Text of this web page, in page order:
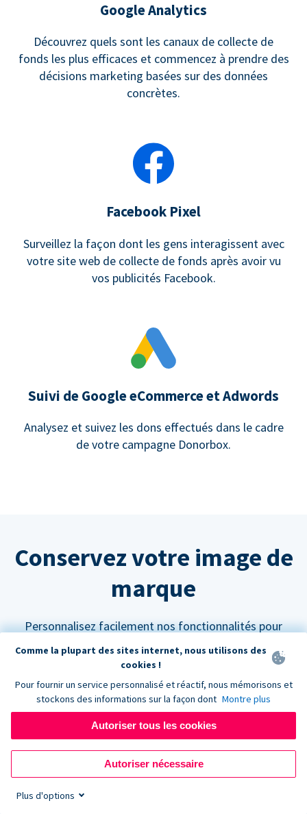
Google Analytics
Découvrez quels sont les canaux de collecte de
fonds les plus efficaces et commencez à prendre des
décisions marketing basées sur des données
concrètes.
Facebook Pixel
Surveillez la façon dont les gens interagissent avec
votre site web de collecte de fonds après avoir vu
vos publicités Facebook.
Suivi de Google eCommerce et Adwords
Analysez et suivez les dons effectués dans le cadre
de votre campagne Donorbox.
Conservez votre image de
marque
Personnalisez facilement nos fonctionnalités pour
qu'elles s'intègrent parfaitement à votre site web.
Personnalisez vos couleurs
Les formulaires de don Donorbox peuvent être
paramétrés pour s'adapter à n'importe quelle palette
de couleurs afin de s'harmoniser avec l'aspect et la
Comme la plupart des sites internet, nous utilisons des
cookies !
Pour fournir un service personnalisé et réactif, nous mémorisons et
stockons des informations sur la façon dont Montre plus
Autoriser tous les cookies
Autoriser nécessaire
Plus d'options